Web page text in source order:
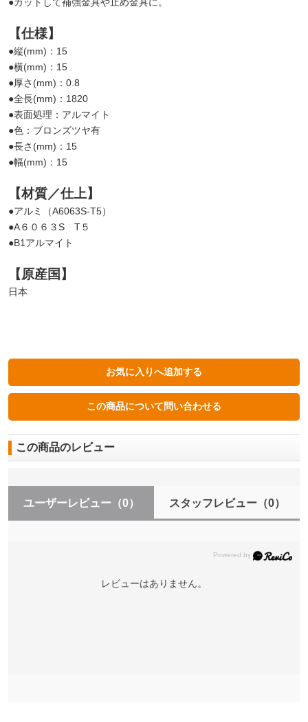
●カットして補強金具や止め金具に。
【仕様】
●縦(mm)：15
●横(mm)：15
●厚さ(mm)：0.8
●全長(mm)：1820
●表面処理：アルマイト
●色：ブロンズツヤ有
●長さ(mm)：15
●幅(mm)：15
【材質／仕上】
●アルミ（A6063S-T5）
●A６０６３S T５
●B1アルマイト
【原産国】
日本
この商品のレビュー
ユーザーレビュー （0） スタッフレビュー（0）
レビューはありません。